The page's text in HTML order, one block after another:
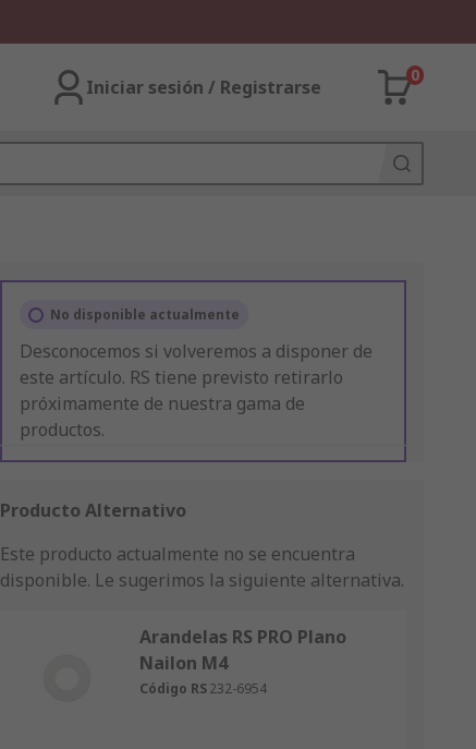
Iniciar sesión / Registrarse
0
No disponible actualmente
Desconocemos si volveremos a disponer de
este artículo. RS tiene previsto retirarlo
próximamente de nuestra gama de
productos.
Producto Alternativo
Este producto actualmente no se encuentra
disponible. Le sugerimos la siguiente alternativa.
Arandelas RS PRO Plano
Nailon M4
Código RS232-6954